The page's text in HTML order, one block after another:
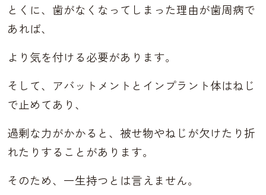
とくに、歯がなくなってしまった理由が歯周病で
あれば、
より気を付ける必要があります。
そして、アバットメントとインプラント体はねじ
で止めてあり、
過剰な力がかかると、被せ物やねじが欠けたり折
れたりすることがあります。
そのため、一生持つとは言えません。